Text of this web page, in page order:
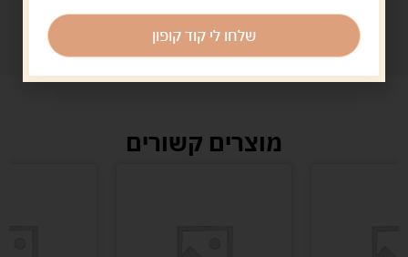
מוצרים קשורים
שלחו לי קוד קופון